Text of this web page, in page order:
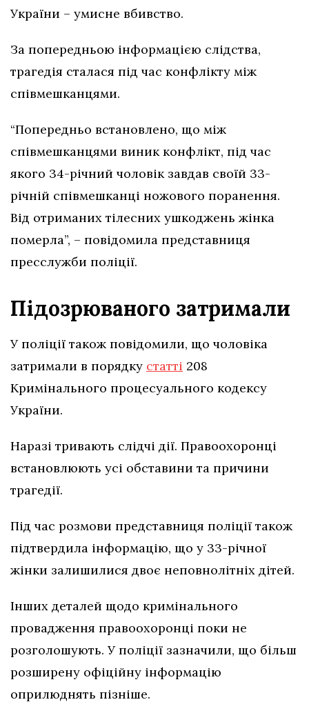
України – умисне вбивство.
За попередньою інформацією слідства,
трагедія сталася під час конфлікту між
співмешканцями.
“Попередньо встановлено, що між
співмешканцями виник конфлікт, під час
якого 34-річний чоловік завдав своїй 33-
річній співмешканці ножового поранення.
Від отриманих тілесних ушкоджень жінка
померла”, – повідомила представниця
пресслужби поліції.
Підозрюваного затримали
У поліції також повідомили, що чоловіка
затримали в порядку статті 208
Кримінального процесуального кодексу
України.
Наразі тривають слідчі дії. Правоохоронці
встановлюють усі обставини та причини
трагедії.
Під час розмови представниця поліції також
підтвердила інформацію, що у 33-річної
жінки залишилися двоє неповнолітніх дітей.
Інших деталей щодо кримінального
провадження правоохоронці поки не
розголошують. У поліції зазначили, що більш
розширену офіційну інформацію
оприлюднять пізніше.